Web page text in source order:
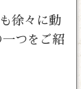
徐々に動
つをご紹